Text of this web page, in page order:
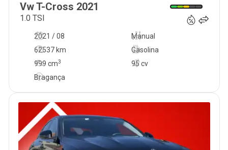
VwT-Cross 2021
1.0 TSI
2021 / 08
Manual
62537 km
95 cv
Gasolina
999 cm3
Bragança